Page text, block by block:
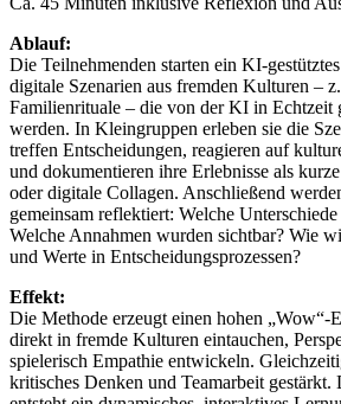
Ablauf:
Die Teilnehmenden starten ein KI-
digitale Szenarien aus fremden Kulturen –
Familienrituale – die von der KI in Echtzeit
werden. In Kleingruppen erleben sie die
treffen Entscheidungen, reagieren auf
und dokumentieren ihre Erlebnisse als
oder digitale Collagen. Anschließend
gemeinsam reflektiert: Welche
Welche Annahmen wurden sichtbar? Wie
und Werte in Entscheidungsprozessen?
Effekt:
Die Methode erzeugt einen hohen „Wow“-
direkt in fremde Kulturen eintauchen,
spielerisch Empathie entwickeln.
kritisches Denken und Teamarbeit